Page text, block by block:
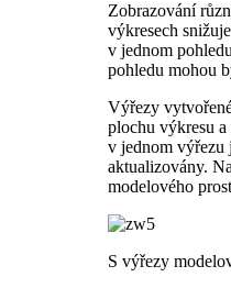
Zobrazování
výkresech
v jednom
pohledu mohou
Výřezy
plochu výkresu
v jednom výřezu
aktualizovány.
modelového
S výřezy